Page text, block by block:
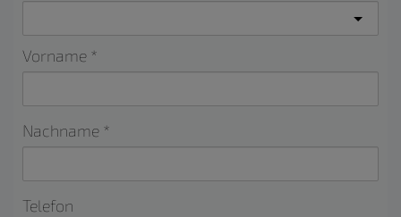
Vorname
Nachname
Telefon